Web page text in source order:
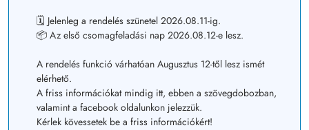
🗓️ Jelenleg a rendelés szünetel 2026.08.11-ig.
📦 Az első csomagfeladási nap 2026.08.12-e lesz.
A rendelés funkció várhatóan Augusztus 12-től lesz ismét
elérhető.
A friss információkat mindig itt, ebben a szövegdobozban,
valamint a facebook oldalunkon jelezzük.
Kérlek kövessetek be a friss információkért!